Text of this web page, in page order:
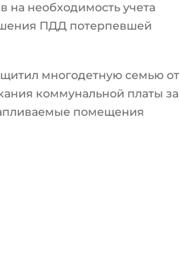
на необходимость учета
ПДД потерпевшей
многодетную семью от
коммунальной платы за
помещения